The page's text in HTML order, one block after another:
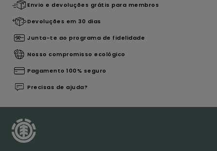
Envio e devoluções grátis para membros
Devoluções em 30 dias
Junta-te ao programa de fidelidade
Nosso compromisso ecológico
Pagamento 100% seguro
Precisas de ajuda?